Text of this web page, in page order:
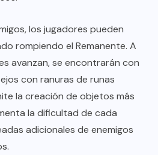
los jugadores pueden
rompiendo el Remanente. A
avanzan, se encontrarán con
con ranuras de runas
la creación de objetos más
la dificultad de cada
adicionales de enemigos